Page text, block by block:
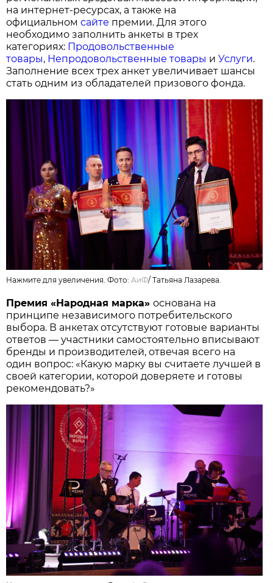
на интернет-ресурсах, а также на
официальномсайте премии. Для этого
необходимо заполнить анкеты в трех
категориях: Продовольственные
товары, Непродовольственные товары иУслуги.
Заполнение всех трех анкет увеличивает шансы
стать одним из обладателей призового фонда.
Нажмите для увеличения. Фото: АиФ/Татьяна Лазарева.
Премия «Народная марка»основана на
принципе независимого потребительского
выбора. В анкетах отсутствуют готовые варианты
ответов — участники самостоятельно вписывают
бренды и производителей, отвечая всего на
один вопрос: «Какую марку вы считаете лучшей в
своей категории, которой доверяете и готовы
рекомендовать?»